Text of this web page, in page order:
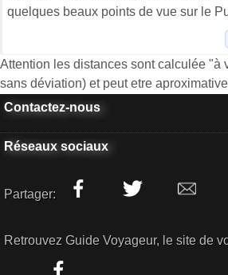
quelques beaux points de vue sur le
Attention les distances sont calculée "à
sans déviation) et peut etre aproximative
Contactez-nous
Réseaux sociaux
Partager:
Retrouvez Guide Voyageur, le site de